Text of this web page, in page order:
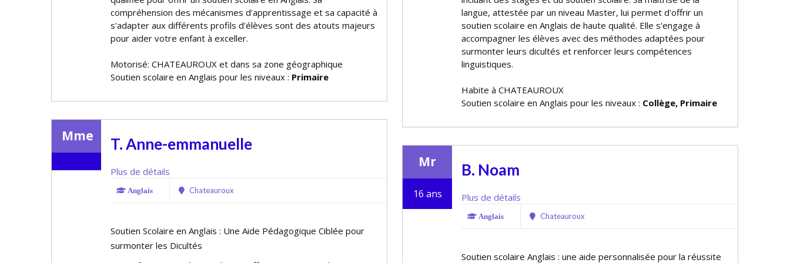
compréhension des mécanismes d'apprentissage et sa capacité à
s'adapter aux différents profils d'élèves sont des atouts majeurs
pour aider votre enfant à exceller.
Motorisé: CHATEAUROUX et dans sa zone géographique
Soutien scolaire en Anglais pour les niveaux : Primaire
langue, attestée par un niveau Master, lui permet d'offrir un
soutien scolaire en Anglais de haute qualité. Elle s'engage à
accompagner les élèves avec des méthodes adaptées pour
surmonter leurs difficultés et renforcer leurs compétences
linguistiques.
Habite à CHATEAUROUX
Soutien scolaire en Anglais pour les niveaux : Collège, Primaire
Mme T. Anne-emmanuelle
Plus de détails
Anglais Chateauroux
Soutien Scolaire en Anglais : Une Aide Pédagogique Ciblée pour
surmonter les Difficultés
Mr
16 ans
B. Noam
Plus de détails
Anglais Chateauroux
Soutien scolaire Anglais : une aide personnalisée pour la réussite